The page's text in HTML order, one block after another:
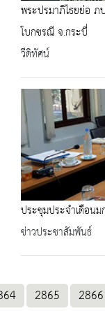
พระปรมาภิไธยย่อ ภ
โบกขรณี จ.กระบี่
วีดิทัศน์
ประชุมประจำเดือน
ข่าวประชาสัมพันธ์
2865 2866